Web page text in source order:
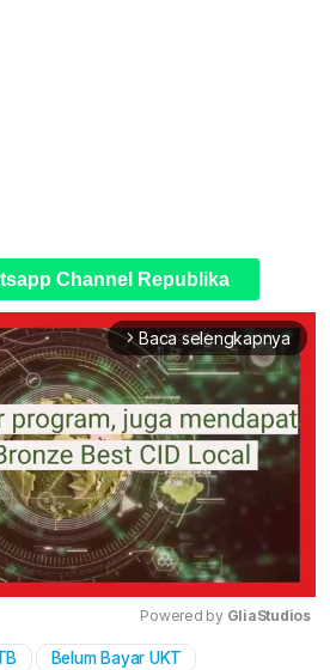
Channel Republika
arrow_forward_ios Baca selengkapnya
Powered by GliaStudios
Belum Bayar UKT